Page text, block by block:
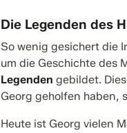
Die Legenden des
So wenig gesichert die
um die Geschichte des
Legenden gebildet.
Georg geholfen haben,
Heute ist Georg vielen